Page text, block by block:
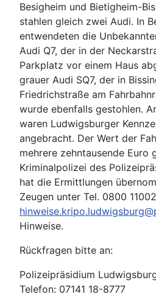
Besigheim und Bietigheim-
stahlen gleich zwei Audi. In
entwendeten die
Audi Q7, der in der
Parkplatz vor einem Haus
grauer Audi SQ7, der in
Friedrichstraße am
wurde ebenfalls gestohlen.
waren Ludwigsburger
angebracht. Der Wert der
mehrere zehntausende Euro
Kriminalpolizei des
hat die Ermittlungen
Zeugen unter Tel. 0800
Hinweise.
Rückfragen bitte an:
Polizeipräsidium
Telefon: 07141 18-8777